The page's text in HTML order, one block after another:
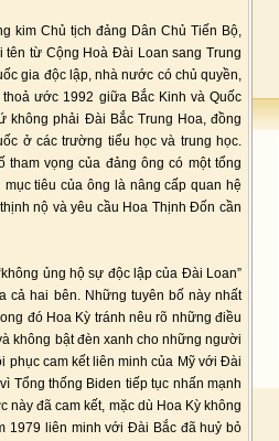
kim Chủ tịch đảng Dân Chủ Tiến Bộ,
từ Cộng Hoà Đài Loan sang Trung
gia độc lập, nhà nước có chủ quyền,
ước 1992 giữa Bắc Kinh và Quốc
không phải Đài Bắc Trung Hoa, đồng
ở các trường tiểu học và trung học.
vọng của đảng ông có một tổng
tiêu của ông là nâng cấp quan hệ
nộ và yêu cầu Hoa Thịnh Đốn cần
ủng hộ sự độc lập của Đài Loan”
cả hai bên. Những tuyên bố này nhất
đó Hoa Kỳ tránh nêu rõ những điều
không bật đèn xanh cho những người
phục cam kết liên minh của Mỹ với Đài
Tổng thống Biden tiếp tục nhấn mạnh
đã cam kết, mặc dù Hoa Kỳ không
1979 liên minh với Đài Bắc đã huỷ bỏ